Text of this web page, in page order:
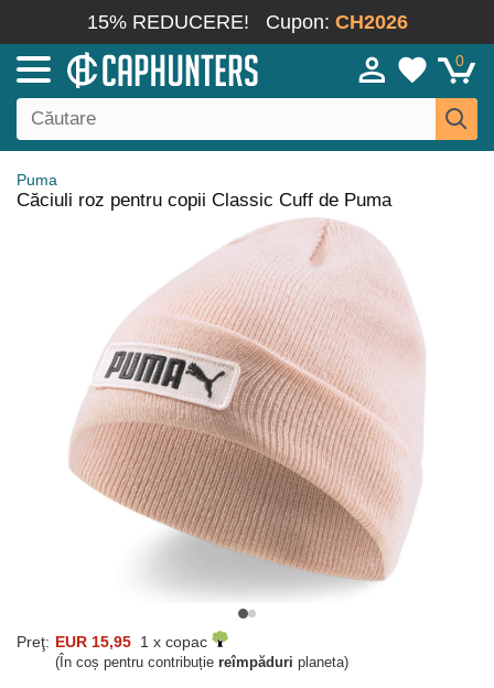
15% REDUCERE! Cupon: CH2026
0
Puma
Căciuli roz pentru copii Classic Cuff de Puma
Preţ: EUR 15,95 1 x copac
(În coș pentru contribuție reîmpăduri planeta)